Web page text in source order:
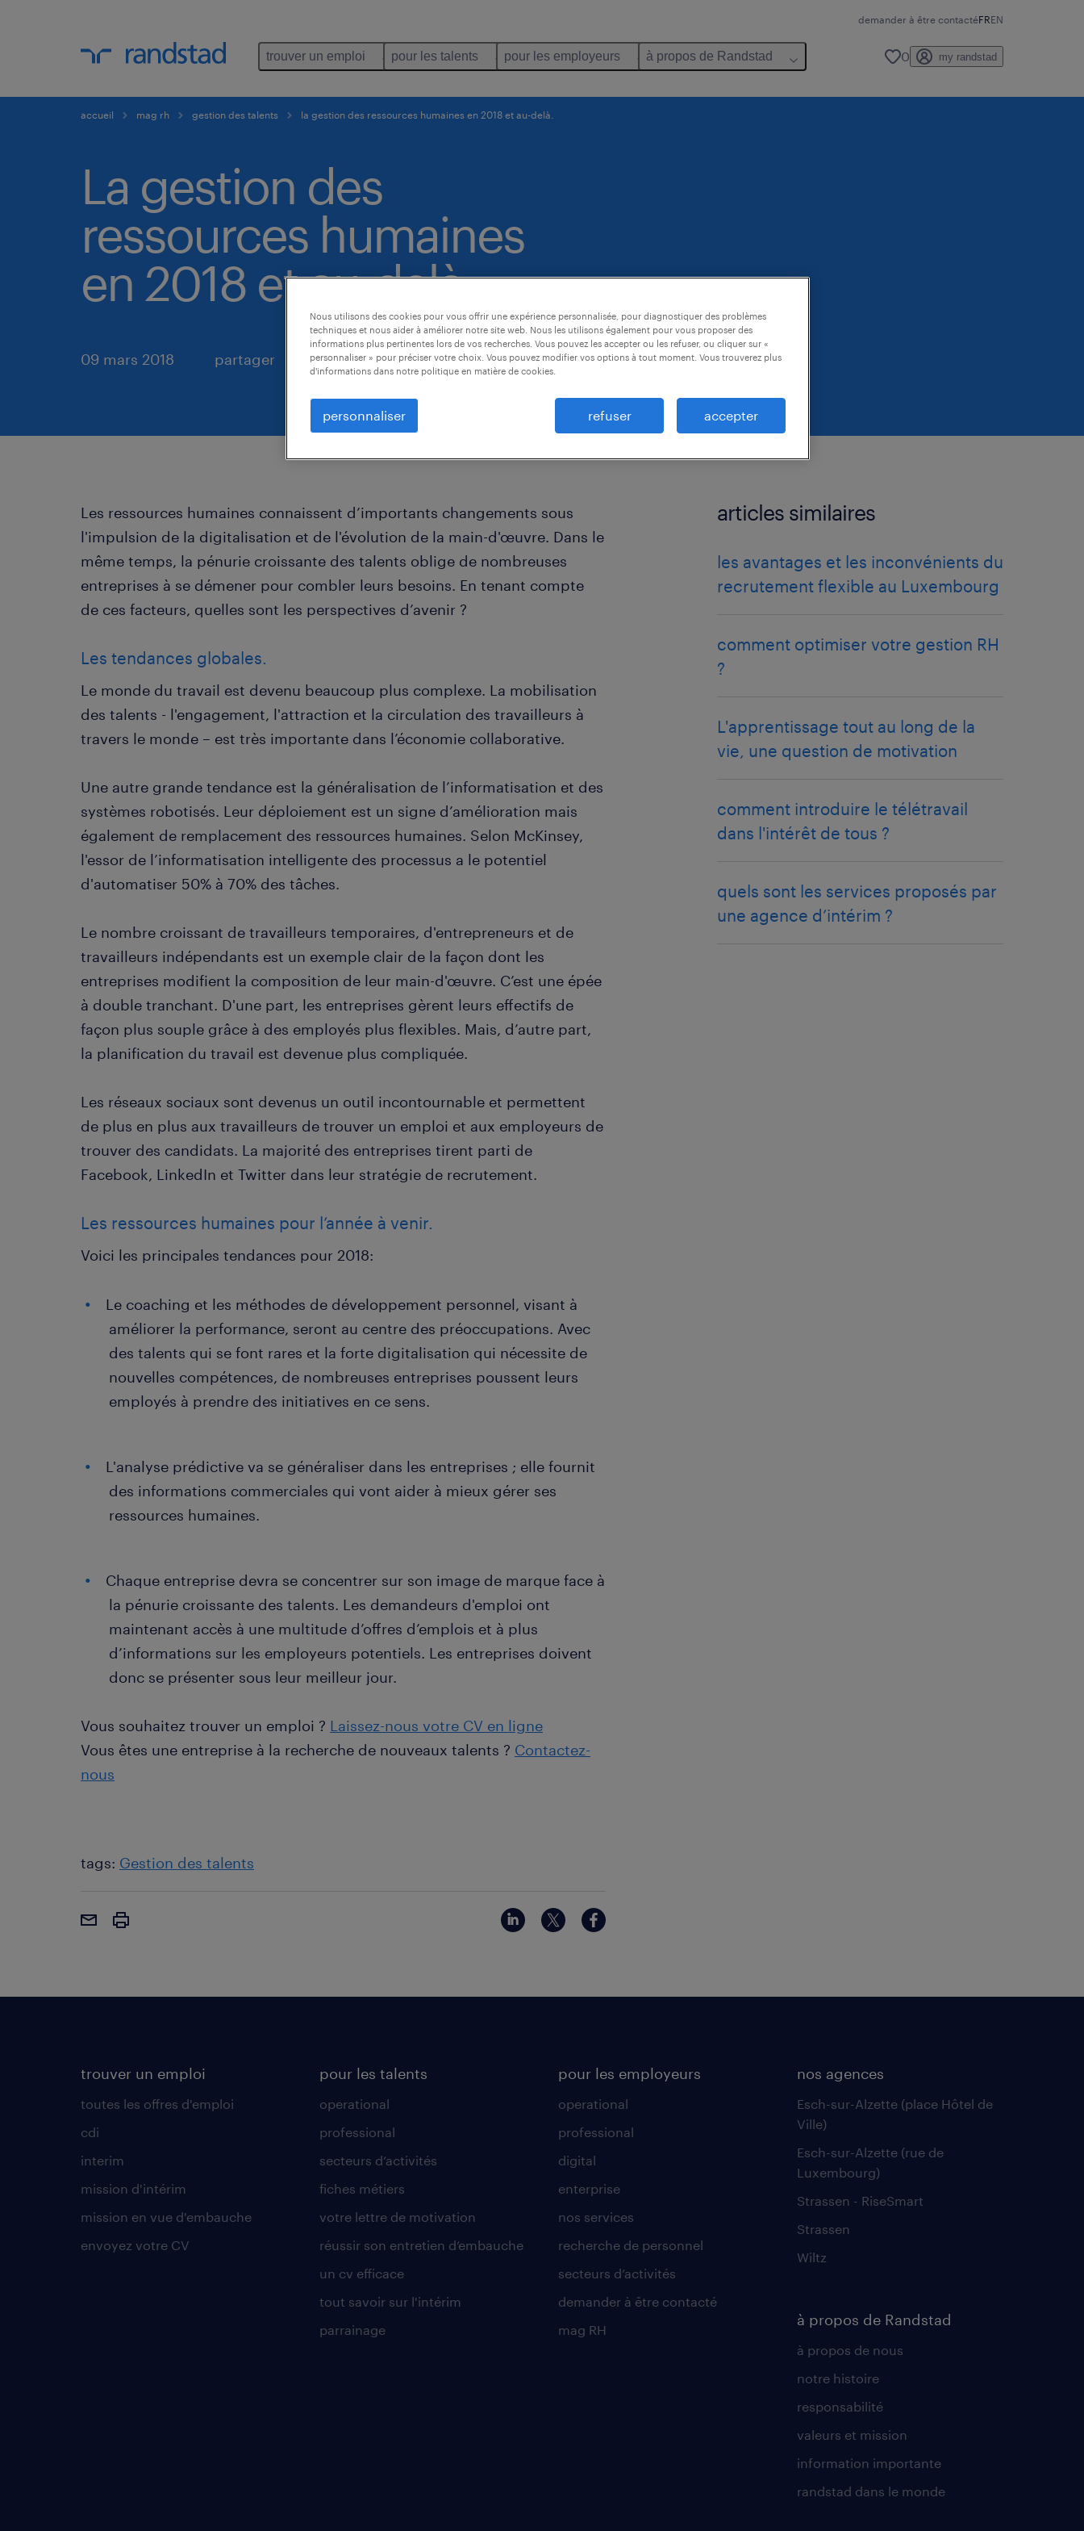
demander à être contactéFREN
trouver un emploi pour les talents pour les employeurs à propos de Randstad 0 my randstad
accueil mag rh gestion des talents la gestion des ressources humaines en 2018 et au-delà.
La gestion des
ressources humaines
en 2018 et au-delà.
09 mars 2018 partager
Les ressources humaines connaissent d’importants changements sous
l'impulsion de la digitalisation et de l'évolution de la main-d'œuvre. Dans le
même temps, la pénurie croissante des talents oblige de nombreuses
entreprises à se démener pour combler leurs besoins. En tenant compte
de ces facteurs, quelles sont les perspectives d’avenir ?
Les tendances globales.
Le monde du travail est devenu beaucoup plus complexe. La mobilisation
des talents - l'engagement, l'attraction et la circulation des travailleurs à
travers le monde – est très importante dans l’économie collaborative.
Une autre grande tendance est la généralisation de l’informatisation et des
systèmes robotisés. Leur déploiement est un signe d’amélioration mais
également de remplacement des ressources humaines. Selon McKinsey,
l'essor de l’informatisation intelligente des processus a le potentiel
d'automatiser 50% à 70% des tâches.
Le nombre croissant de travailleurs temporaires, d'entrepreneurs et de
travailleurs indépendants est un exemple clair de la façon dont les
entreprises modifient la composition de leur main-d'œuvre. C’est une épée
à double tranchant. D'une part, les entreprises gèrent leurs effectifs de
façon plus souple grâce à des employés plus flexibles. Mais, d’autre part,
la planification du travail est devenue plus compliquée.
Les réseaux sociaux sont devenus un outil incontournable et permettent
de plus en plus aux travailleurs de trouver un emploi et aux employeurs de
trouver des candidats. La majorité des entreprises tirent parti de
Facebook, LinkedIn et Twitter dans leur stratégie de recrutement.
Les ressources humaines pour l’année à venir.
Voici les principales tendances pour 2018:
Le coaching et les méthodes de développement personnel, visant à
améliorer la performance, seront au centre des préoccupations. Avec
des talents qui se font rares et la forte digitalisation qui nécessite de
nouvelles compétences, de nombreuses entreprises poussent leurs
employés à prendre des initiatives en ce sens.
L'analyse prédictive va se généraliser dans les entreprises ; elle fournit
des informations commerciales qui vont aider à mieux gérer ses
ressources humaines.
Chaque entreprise devra se concentrer sur son image de marque face à
la pénurie croissante des talents. Les demandeurs d'emploi ont
maintenant accès à une multitude d’offres d’emplois et à plus
d’informations sur les employeurs potentiels. Les entreprises doivent
donc se présenter sous leur meilleur jour.
Vous souhaitez trouver un emploi ? Laissez-nous votre CV en ligne
Vous êtes une entreprise à la recherche de nouveaux talents ? Contactez-
nous
tags: Gestion des talents
articles similaires
les avantages et les inconvénients du
recrutement flexible au Luxembourg
comment optimiser votre gestion RH
?
L'apprentissage tout au long de la
vie, une question de motivation
comment introduire le télétravail
dans l'intérêt de tous ?
quels sont les services proposés par
une agence d’intérim ?
trouver un emploi
toutes les offres d'emploi
cdi
interim
mission d'intérim
mission en vue d'embauche
envoyez votre CV
pour les talents
operational
professional
secteurs d’activités
fiches métiers
votre lettre de motivation
réussir son entretien d’embauche
un cv efficace
tout savoir sur l'intérim
parrainage
pour les employeurs
operational
professional
digital
enterprise
nos services
recherche de personnel
secteurs d’activités
demander à être contacté
mag RH
nos agences
Esch-sur-Alzette (place Hôtel de
Ville)
Esch-sur-Alzette (rue de
Luxembourg)
Strassen - RiseSmart
Strassen
Wiltz
à propos de Randstad
à propos de nous
notre histoire
responsabilité
valeurs et mission
information importante
randstad dans le monde
Nous utilisons des cookies pour vous offrir une expérience personnalisée, pour diagnostiquer des problèmes
techniques et nous aider à améliorer notre site web. Nous les utilisons également pour vous proposer des
informations plus pertinentes lors de vos recherches. Vous pouvez les accepter ou les refuser, ou cliquer sur «
personnaliser » pour préciser votre choix. Vous pouvez modifier vos options à tout moment. Vous trouverez plus
d'informations dans notre politique en matière de cookies.
personnaliser refuser accepter